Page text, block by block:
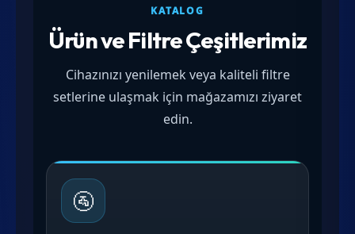
KATALOG
Ürün ve Filtre Çeşitlerimiz
Cihazınızı yenilemek veya kaliteli filtre
setlerine ulaşmak için mağazamızı ziyaret
edin.
🚰